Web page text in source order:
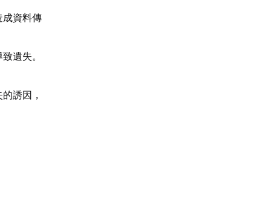
成資料傳
遺失。
誘因，